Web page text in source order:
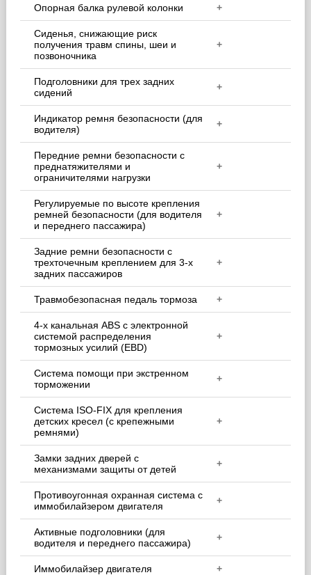
Опорная балка рулевой колонки +
Сиденья, снижающие риск
получения травм спины, шеи и
позвоночника
+
Подголовники для трех задних
сидений
+
Индикатор ремня безопасности (для
водителя)
+
Передние ремни безопасности с
преднатяжителями и
ограничителями нагрузки
+
Регулируемые по высоте крепления
ремней безопасности (для водителя
и переднего пассажира)
+
Задние ремни безопасности с
трехточечным креплением для 3-х
задних пассажиров
+
Травмобезопасная педаль тормоза +
4-х канальная ABS с электронной
системой распределения
тормозных усилий (EBD)
+
Система помощи при экстренном
торможении
+
Система ISO-FIX для крепления
детских кресел (с крепежными
ремнями)
+
Замки задних дверей с
механизмами защиты от детей
+
Противоугонная охранная система с
иммобилайзером двигателя
+
Активные подголовники (для
водителя и переднего пассажира)
+
Иммобилайзер двигателя +